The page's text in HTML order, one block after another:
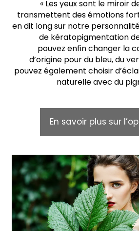
« Les yeux sont le miroir
transmettent des émotions
en dit long sur notre
de kératopigmentation
pouvez enfin changer la
d’origine pour du bleu, du
pouvez également choisir
naturelle avec du
En savoir plus sur